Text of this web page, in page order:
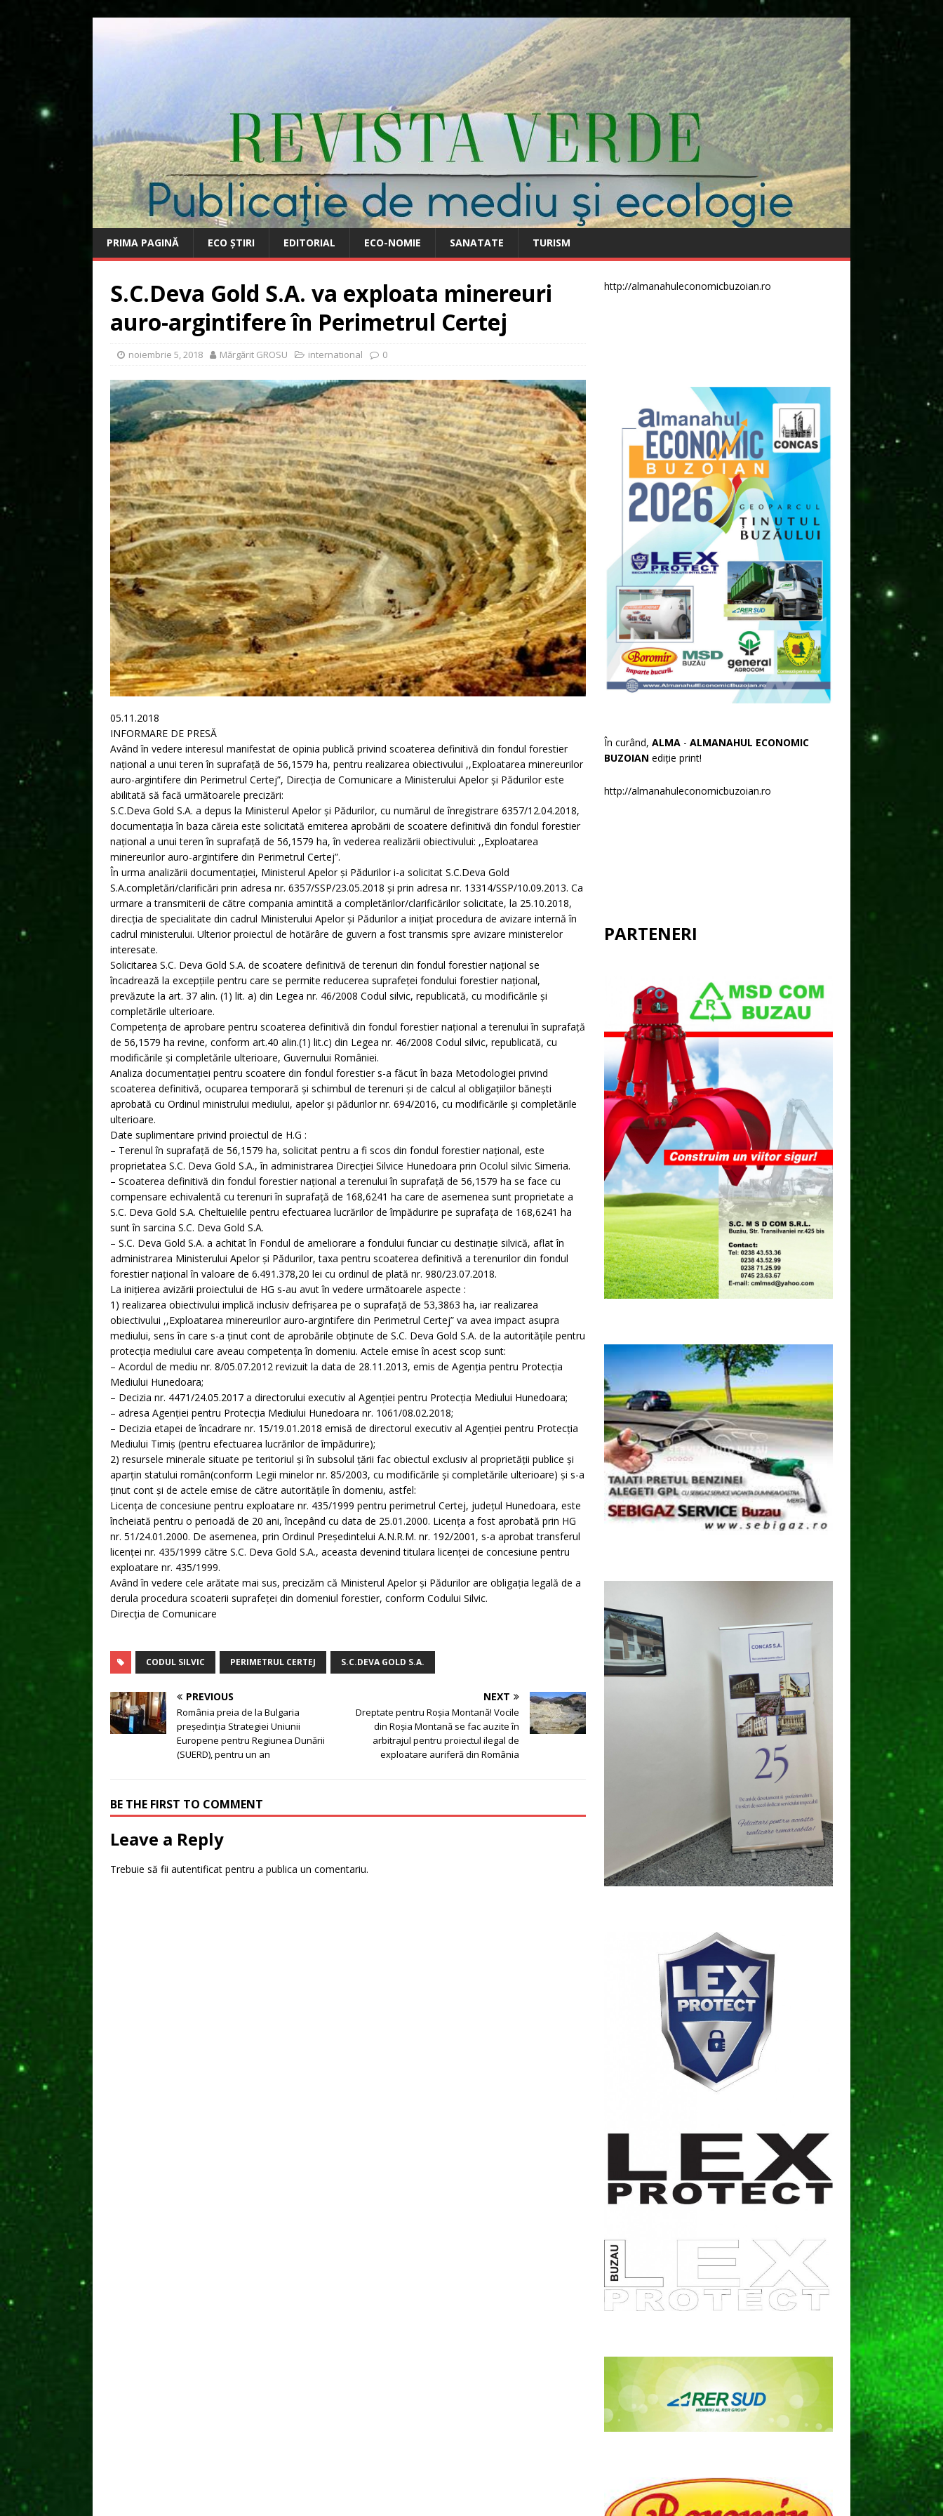
PRIMA PAGINĂ ECO ȘTIRI EDITORIAL ECO-NOMIE SANATATE TURISM
S.C.Deva Gold S.A. va exploata minereuri
auro-argintifere în Perimetrul Certej
noiembrie 5, 2018 Mărgărit GROSU international 0
05.11.2018
INFORMARE DE PRESĂ
Având în vedere interesul manifestat de opinia publică privind scoaterea definitivă din fondul forestier
naţional a unui teren în suprafaţă de 56,1579 ha, pentru realizarea obiectivului ,,Exploatarea minereurilor
auro-argintifere din Perimetrul Certej”, Direcția de Comunicare a Ministerului Apelor și Pădurilor este
abilitată să facă următoarele precizări:
S.C.Deva Gold S.A. a depus la Ministerul Apelor și Pădurilor, cu numărul de înregistrare 6357/12.04.2018,
documentația în baza căreia este solicitată emiterea aprobării de scoatere definitivă din fondul forestier
naţional a unui teren în suprafaţă de 56,1579 ha, în vederea realizării obiectivului: ,,Exploatarea
minereurilor auro-argintifere din Perimetrul Certej”.
În urma analizării documentației, Ministerul Apelor și Pădurilor i-a solicitat S.C.Deva Gold
S.A.completări/clarificări prin adresa nr. 6357/SSP/23.05.2018 și prin adresa nr. 13314/SSP/10.09.2013. Ca
urmare a transmiterii de către compania amintită a completărilor/clarificărilor solicitate, la 25.10.2018,
direcția de specialitate din cadrul Ministerului Apelor și Pădurilor a inițiat procedura de avizare internă în
cadrul ministerului. Ulterior proiectul de hotărâre de guvern a fost transmis spre avizare ministerelor
interesate.
Solicitarea S.C. Deva Gold S.A. de scoatere definitivă de terenuri din fondul forestier național se
încadrează la excepțiile pentru care se permite reducerea suprafeței fondului forestier național,
prevăzute la art. 37 alin. (1) lit. a) din Legea nr. 46/2008 Codul silvic, republicată, cu modificările și
completările ulterioare.
Competența de aprobare pentru scoaterea definitivă din fondul forestier național a terenului în suprafață
de 56,1579 ha revine, conform art.40 alin.(1) lit.c) din Legea nr. 46/2008 Codul silvic, republicată, cu
modificările și completările ulterioare, Guvernului României.
Analiza documentației pentru scoatere din fondul forestier s-a făcut în baza Metodologiei privind
scoaterea definitivă, ocuparea temporară și schimbul de terenuri și de calcul al obligațiilor bănești
aprobată cu Ordinul ministrului mediului, apelor și pădurilor nr. 694/2016, cu modificările și completările
ulterioare.
Date suplimentare privind proiectul de H.G :
– Terenul în suprafață de 56,1579 ha, solicitat pentru a fi scos din fondul forestier național, este
proprietatea S.C. Deva Gold S.A., în administrarea Direcției Silvice Hunedoara prin Ocolul silvic Simeria.
– Scoaterea definitivă din fondul forestier național a terenului în suprafață de 56,1579 ha se face cu
compensare echivalentă cu terenuri în suprafață de 168,6241 ha care de asemenea sunt proprietate a
S.C. Deva Gold S.A. Cheltuielile pentru efectuarea lucrărilor de împădurire pe suprafața de 168,6241 ha
sunt în sarcina S.C. Deva Gold S.A.
– S.C. Deva Gold S.A. a achitat în Fondul de ameliorare a fondului funciar cu destinaţie silvică, aflat în
administrarea Ministerului Apelor şi Pădurilor, taxa pentru scoaterea definitivă a terenurilor din fondul
forestier naţional în valoare de 6.491.378,20 lei cu ordinul de plată nr. 980/23.07.2018.
La inițierea avizării proiectului de HG s-au avut în vedere următoarele aspecte :
1) realizarea obiectivului implică inclusiv defrișarea pe o suprafață de 53,3863 ha, iar realizarea
obiectivului ,,Exploatarea minereurilor auro-argintifere din Perimetrul Certej” va avea impact asupra
mediului, sens în care s-a ținut cont de aprobările obținute de S.C. Deva Gold S.A. de la autoritățile pentru
protecția mediului care aveau competența în domeniu. Actele emise în acest scop sunt:
– Acordul de mediu nr. 8/05.07.2012 revizuit la data de 28.11.2013, emis de Agenția pentru Protecția
Mediului Hunedoara;
– Decizia nr. 4471/24.05.2017 a directorului executiv al Agenției pentru Protecția Mediului Hunedoara;
– adresa Agenției pentru Protecția Mediului Hunedoara nr. 1061/08.02.2018;
– Decizia etapei de încadrare nr. 15/19.01.2018 emisă de directorul executiv al Agenției pentru Protecția
Mediului Timiș (pentru efectuarea lucrărilor de împădurire);
2) resursele minerale situate pe teritoriul și în subsolul țării fac obiectul exclusiv al proprietății publice și
aparțin statului român(conform Legii minelor nr. 85/2003, cu modificările și completările ulterioare) și s-a
ținut cont și de actele emise de către autoritățile în domeniu, astfel:
Licența de concesiune pentru exploatare nr. 435/1999 pentru perimetrul Certej, județul Hunedoara, este
încheiată pentru o perioadă de 20 ani, începând cu data de 25.01.2000. Licența a fost aprobată prin HG
nr. 51/24.01.2000. De asemenea, prin Ordinul Președintelui A.N.R.M. nr. 192/2001, s-a aprobat transferul
licenței nr. 435/1999 către S.C. Deva Gold S.A., aceasta devenind titulara licenței de concesiune pentru
exploatare nr. 435/1999.
Având în vedere cele arătate mai sus, precizăm că Ministerul Apelor și Pădurilor are obligația legală de a
derula procedura scoaterii suprafeței din domeniul forestier, conform Codului Silvic.
Direcția de Comunicare
CODUL SILVIC PERIMETRUL CERTEJ S.C.DEVA GOLD S.A.
PREVIOUS
România preia de la Bulgaria
președinția Strategiei Uniunii
Europene pentru Regiunea Dunării
(SUERD), pentru un an
NEXT
Dreptate pentru Roşia Montană! Vocile
din Roşia Montană se fac auzite în
arbitrajul pentru proiectul ilegal de
exploatare auriferă din România
BE THE FIRST TO COMMENT
Leave a Reply
Trebuie să fii autentificat pentru a publica un comentariu.
http://almanahuleconomicbuzoian.ro
În curând, ALMA - ALMANAHUL ECONOMIC
BUZOIAN ediție print!
http://almanahuleconomicbuzoian.ro
PARTENERI